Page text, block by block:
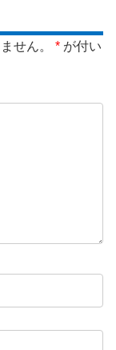
せん。 * が付い